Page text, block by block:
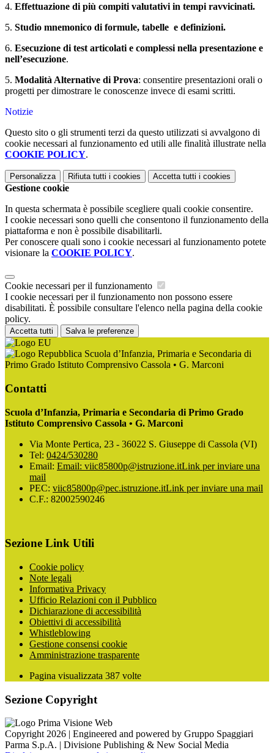
4. Effettuazione di più compiti valutativi in tempi ravvicinati.
5. Studio mnemonico di formule, tabelle e definizioni.
6. Esecuzione di test articolati e complessi nella presentazione e
nell’esecuzione.
5. Modalità Alternative di Prova: consentire presentazioni orali o
progetti per dimostrare le conoscenze invece di esami scritti.
Notizie
Questo sito o gli strumenti terzi da questo utilizzati si avvalgono di
cookie necessari al funzionamento ed utili alle finalità illustrate nella
COOKIE POLICY.
Personalizza Rifiuta tutti i cookies Accetta tutti i cookies
Gestione cookie
In questa schermata è possibile scegliere quali cookie consentire.
I cookie necessari sono quelli che consentono il funzionamento della
piattaforma e non è possibile disabilitarli.
Per conoscere quali sono i cookie necessari al funzionamento potete
visionare la COOKIE POLICY.
Cookie necessari per il funzionamento
I cookie necessari per il funzionamento non possono essere
disabilitati. È possibile consultare l'elenco nella pagina della cookie
policy.
Accetta tutti Salva le preferenze
Scuola d’Infanzia, Primaria e Secondaria di
Primo Grado Istituto Comprensivo Cassola • G. Marconi
Contatti
Scuola d’Infanzia, Primaria e Secondaria di Primo Grado
Istituto Comprensivo Cassola • G. Marconi
Via Monte Pertica, 23 - 36022 S. Giuseppe di Cassola (VI)
Tel: 0424/530280
Email: Email: viic85800p@istruzione.itLink per inviare una
mail
PEC: viic85800p@pec.istruzione.itLink per inviare una mail
C.F.: 82002590246
Sezione Link Utili
Cookie policy
Note legali
Informativa Privacy
Ufficio Relazioni con il Pubblico
Dichiarazione di accessibilità
Obiettivi di accessibilità
Whistleblowing
Gestione consensi cookie
Amministrazione trasparente
Pagina visualizzata 387 volte
Sezione Copyright
Copyright 2026 | Engineered and powered by Gruppo Spaggiari
Parma S.p.A. | Divisione Publishing & New Social Media